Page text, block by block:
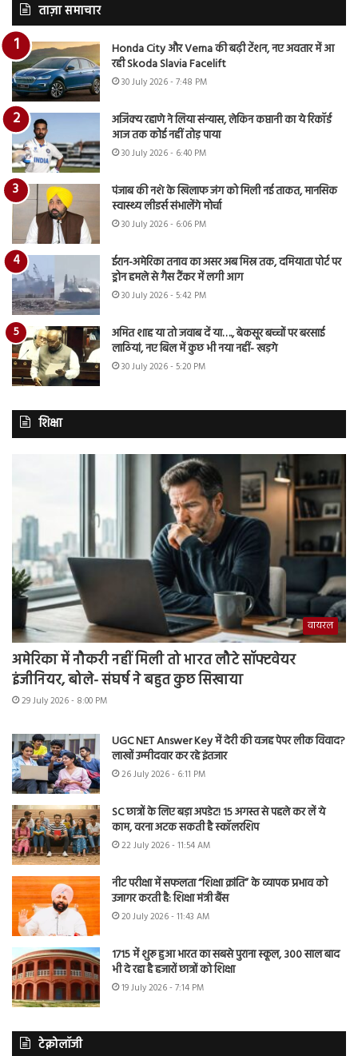
ताज़ा समाचार
Honda City और Verna की बढ़ी टेंशन, नए अवतार में आ
रही Skoda Slavia Facelift
30 July 2026 - 7:48 PM
अजिंक्य रहाणे ने लिया संन्यास, लेकिन कप्तानी का ये रिकॉर्ड
आज तक कोई नहीं तोड़ पाया
30 July 2026 - 6:40 PM
पंजाब की नशे के खिलाफ जंग को मिली नई ताकत, मानसिक
स्वास्थ्य लीडर्स संभालेंगे मोर्चा
30 July 2026 - 6:06 PM
ईरान-अमेरिका तनाव का असर अब मिस्र तक, दमियाता पोर्ट पर
ड्रोन हमले से गैस टैंकर में लगी आग
30 July 2026 - 5:42 PM
अमित शाह या तो जवाब दें या…., बेकसूर बच्चों पर बरसाई
लाठियां, नए बिल में कुछ भी नया नहीं- खड़गे
30 July 2026 - 5:20 PM
शिक्षा
वायरल
अमेरिका में नौकरी नहीं मिली तो भारत लौटे सॉफ्टवेयर
इंजीनियर, बोले- संघर्ष ने बहुत कुछ सिखाया
29 July 2026 - 8:00 PM
UGC NET Answer Key में देरी की वजह पेपर लीक विवाद?
लाखों उम्मीदवार कर रहे इंतजार
26 July 2026 - 6:11 PM
SC छात्रों के लिए बड़ा अपडेट! 15 अगस्त से पहले कर लें ये
काम, वरना अटक सकती है स्कॉलरशिप
22 July 2026 - 11:54 AM
नीट परीक्षा में सफलता “शिक्षा क्रांति” के व्यापक प्रभाव को
उजागर करती है: शिक्षा मंत्री बैंस
20 July 2026 - 11:43 AM
1715 में शुरू हुआ भारत का सबसे पुराना स्कूल, 300 साल बाद
भी दे रहा है हजारों छात्रों को शिक्षा
19 July 2026 - 7:14 PM
टेक्नोलॉजी